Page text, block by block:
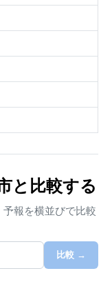
と比較する
報を横並びで比較
比較 →